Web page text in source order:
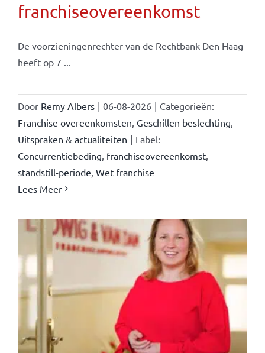
franchiseovereenkomst
De voorzieningenrechter van de Rechtbank Den Haag
heeft op 7 ...
Door Remy Albers | 06-08-2026 | Categorieën:
Franchise overeenkomsten Geschillen beslechting
Uitspraken & actualiteiten | Label:
Concurrentiebeding franchiseovereenkomst,
standstill-periode Wet franchise
Lees Meer